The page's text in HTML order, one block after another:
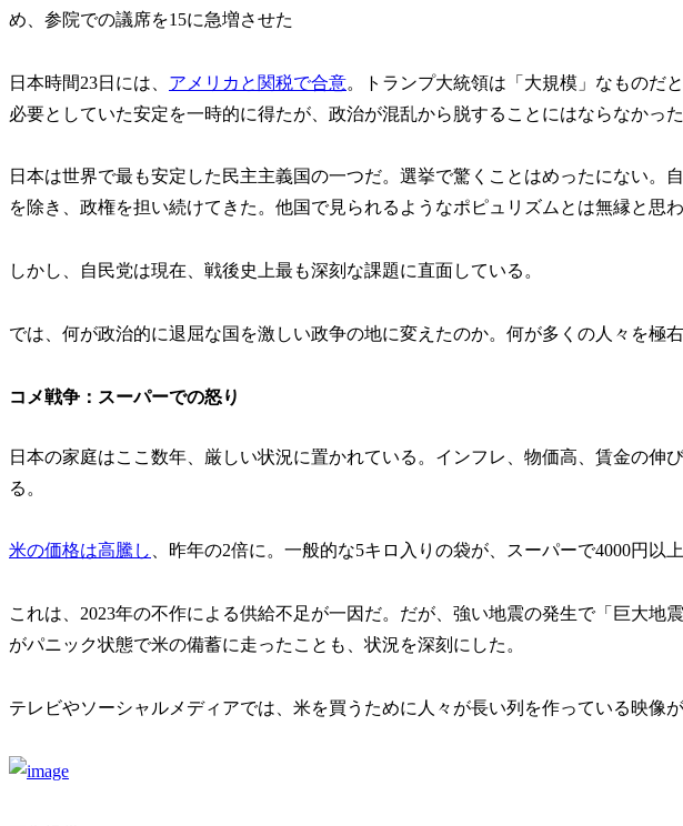
め、参院での議席を15に急増させた
日本時間23日には、 アメリカと関税で合意。トランプ大統領は「大規模」なものだ
必要としていた安定を一時的に得たが、政治が混乱から脱することにはならなかった
日本は世界で最も安定した民主主義国の一つだ。選挙で驚くことはめったにない。
を除き、政権を担い続けてきた。他国で見られるようなポピュリズムとは無縁と思わ
しかし、自民党は現在、戦後史上最も深刻な課題に直面している。
では、何が政治的に退屈な国を激しい政争の地に変えたのか。何が多くの人々を極
コメ戦争：スーパーでの怒り
日本の家庭はここ数年、厳しい状況に置かれている。インフレ、物価高、賃金の伸
る。
米の価格は高騰し 、昨年の2倍に。一般的な5キロ入りの袋が、スーパーで4000円以
これは、2023年の不作による供給不足が一因だ。だが、強い地震の発生で「巨大地
がパニック状態で米の備蓄に走ったことも、状況を深刻にした。
テレビやソーシャルメディアでは、米を買うために人々が長い列を作っている映像が